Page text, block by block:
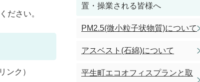
ださい。
ンク）
置・操業される皆様へ
PM2.5(微小粒子状物質)について
アスベスト(石綿)について
平生町エコオフィスプランと取